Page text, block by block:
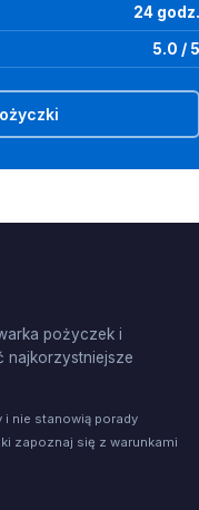
24 godz.
5.0 / 5
pożyczek i
najkorzystniejsze
i nie stanowią porady
zapoznaj się z warunkami